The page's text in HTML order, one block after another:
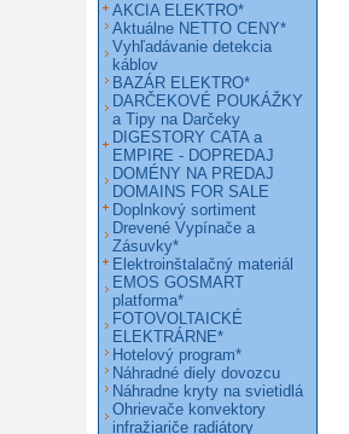
AKCIA ELEKTRO*
Aktuálne NETTO CENY*
Vyhľadávanie detekcia
káblov
BAZÁR ELEKTRO*
DARČEKOVÉ POUKÁŽKY
a Tipy na Darčeky
DIGESTORY CATA a
EMPIRE - DOPREDAJ
DOMÉNY NA PREDAJ
DOMAINS FOR SALE
Doplnkový sortiment
Drevené Vypínače a
Zásuvky*
Elektroinštalačný materiál
EMOS GOSMART
platforma*
FOTOVOLTAICKÉ
ELEKTRÁRNE*
Hotelový program*
Náhradné diely dovozcu
Náhradne kryty na svietidlá
Ohrievače konvektory
infražiariče radiátory